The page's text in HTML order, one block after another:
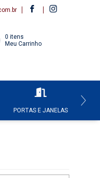
0 itens
Meu Carrinho
PORTAS E JANELAS